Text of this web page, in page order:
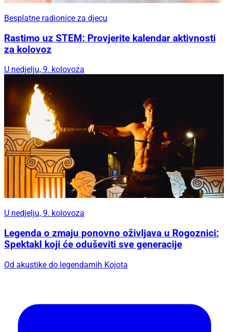
Besplatne radionice za djecu
Rastimo uz STEM: Provjerite kalendar aktivnosti
za kolovoz
U nedjelju, 9. kolovoza
U nedjelju, 9. kolovoza
Legenda o zmaju ponovno oživljava u Rogoznici:
Spektakl koji će oduševiti sve generacije
Od akustike do legendarnih Kojota